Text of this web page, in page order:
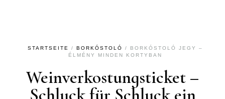
STARTSEITE / BORKÓSTOLÓ
/ BORKÓSTOLÓ JEGY –
ÉLMÉNY MINDEN KORTYBAN
Weinverkostungsticket –